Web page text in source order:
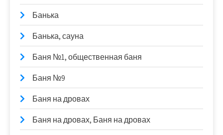
Банька
Банька, сауна
Баня №1, общественная баня
Баня №9
Баня на дровах
Баня на дровах, Баня на дровах